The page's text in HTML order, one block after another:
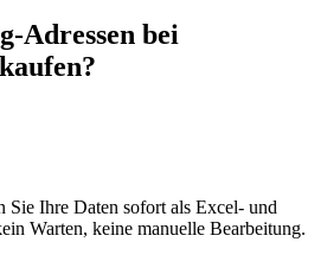
-Adressen bei
Sie Ihre Daten sofort als Excel- und
Warten, keine manuelle Bearbeitung.